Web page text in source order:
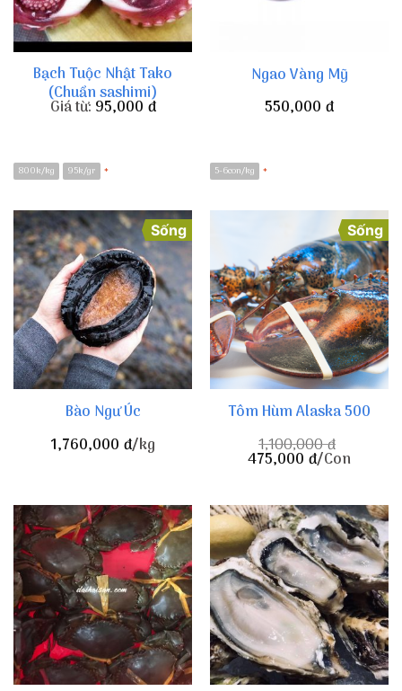
Bạch Tuộc Nhật Tako
(Chuẩn sashimi)
Giá từ: 95,000 đ
800k/kg 95k/gr *
Ngao Vàng Mỹ
550,000 đ
5-6con/kg *
Sống
Bào Ngư Úc
1,760,000 đ/kg
Sống
Tôm Hùm Alaska 500
1,100,000đ
475,000 đ/Con